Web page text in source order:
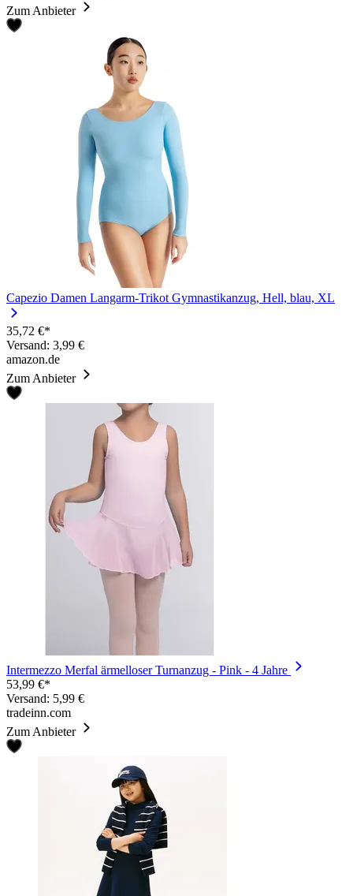
Zum Anbieter
Capezio Damen Langarm-Trikot Gymnastikanzug, Hell, blau, XL
35,72 €*
Versand: 3,99 €
amazon.de
Zum Anbieter
Intermezzo Merfal ärmelloser Turnanzug - Pink - 4 Jahre
53,99 €*
Versand: 5,99 €
tradeinn.com
Zum Anbieter